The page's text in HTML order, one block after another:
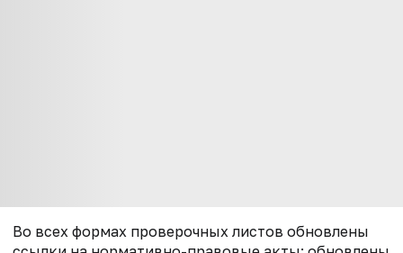
Во всех формах проверочных листов обновлены